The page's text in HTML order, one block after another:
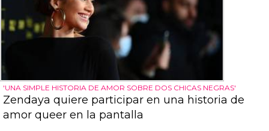
'UNA SIMPLE HISTORIA DE AMOR SOBRE DOS CHICAS NEGRAS'
Zendaya quiere participar en una historia de
amor queer en la pantalla